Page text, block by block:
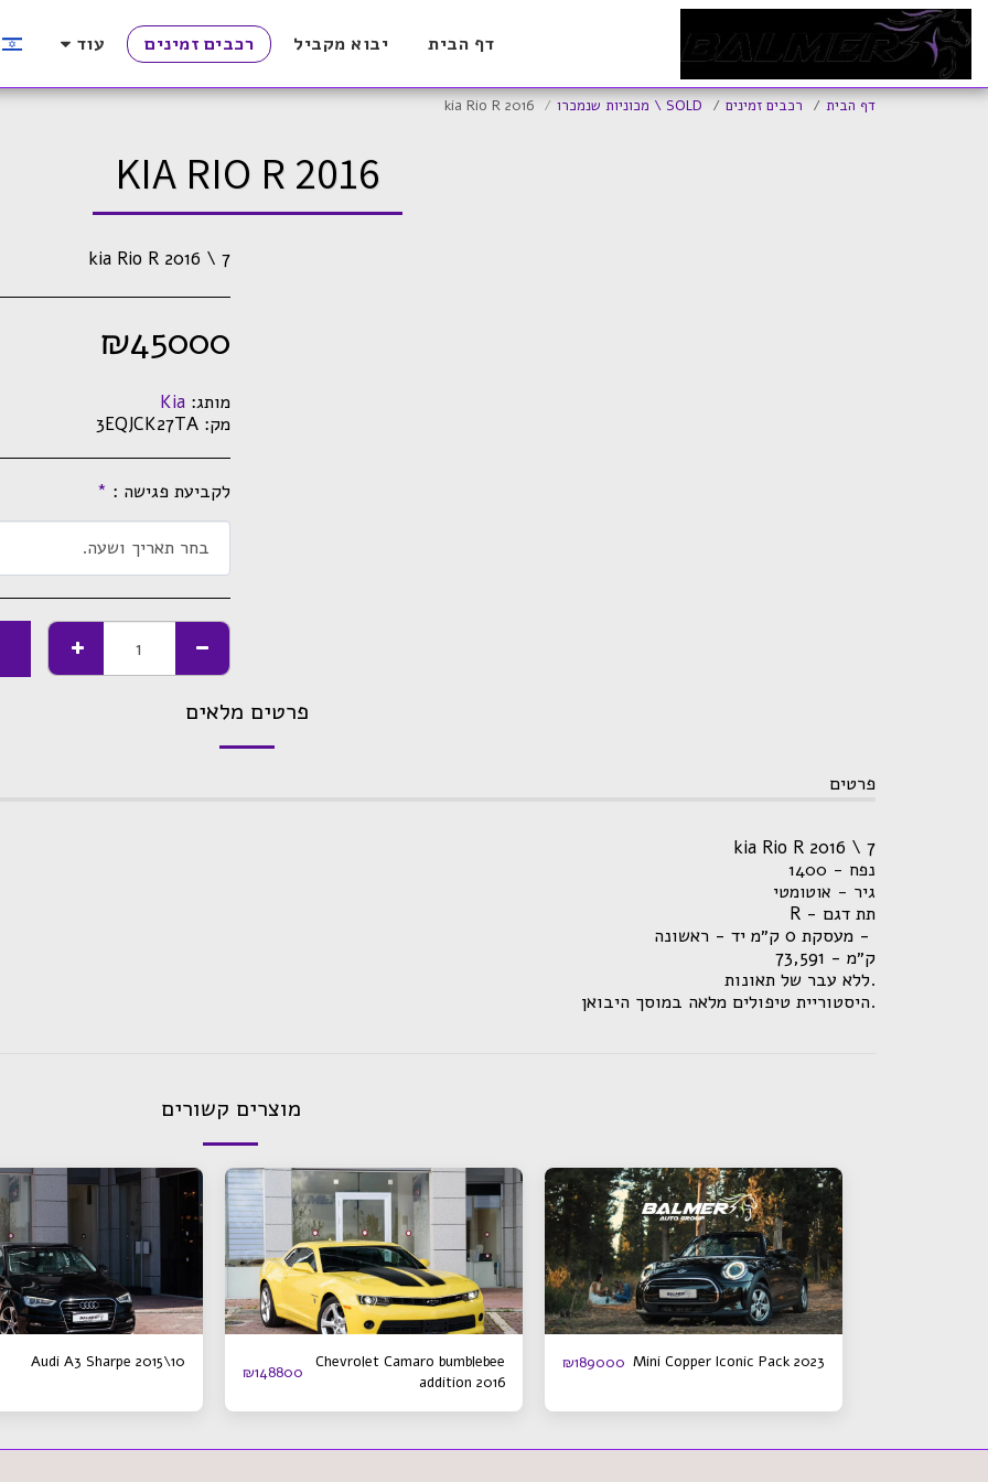
דף הבית יבוא מקביל רכבים זמינים עוד
דף הבית רכבים זמינים SOLD \ מכוניות שנמכרו kia Rio R 2016
KIA RIO R 2016
kia Rio R 2016 \ 7
₪45000
מותג: Kia
מק: 3EQJCK27TA
לקביעת פגישה : *
בחר תאריך ושעה.
פרטים מלאים
פרטים
kia Rio R 2016 \ 7
נפח - 1400
גיר - אוטומטי
תת דגם - R
- מעסקת 0 ק״מ יד - ראשונה
ק״מ - 73,591
.ללא עבר של תאונות
.היסטוריית טיפולים מלאה במוסך היבואן
מוצרים קשורים
Mini Copper Iconic Pack 2023
₪189000
Chevrolet Camaro bumblebee
addition 2016
₪148800
Audi A3 Sharpe 2015\10